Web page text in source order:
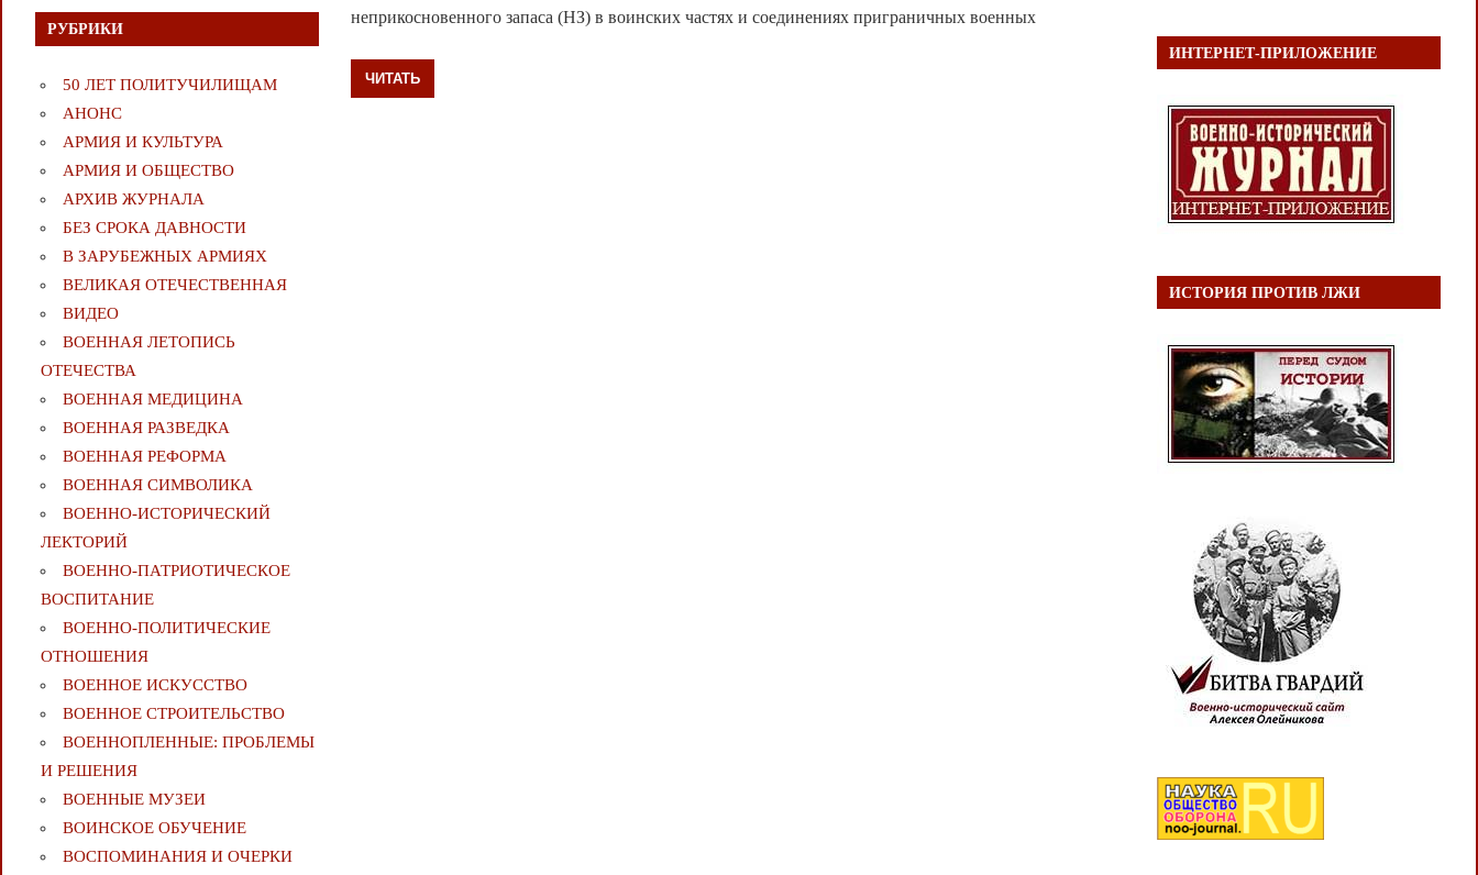
неприкосновенного запаса (НЗ) в воинских частях и соединениях приграничных военных
ЧИТАТЬ
РУБРИКИ
50 ЛЕТ ПОЛИТУЧИЛИЩАМ
АНОНС
АРМИЯ И КУЛЬТУРА
АРМИЯ И ОБЩЕСТВО
АРХИВ ЖУРНАЛА
БЕЗ СРОКА ДАВНОСТИ
В ЗАРУБЕЖНЫХ АРМИЯХ
ВЕЛИКАЯ ОТЕЧЕСТВЕННАЯ
ВИДЕО
ВОЕННАЯ ЛЕТОПИСЬ
ОТЕЧЕСТВА
ВОЕННАЯ МЕДИЦИНА
ВОЕННАЯ РАЗВЕДКА
ВОЕННАЯ РЕФОРМА
ВОЕННАЯ СИМВОЛИКА
ВОЕННО-ИСТОРИЧЕСКИЙ
ЛЕКТОРИЙ
ВОЕННО-ПАТРИОТИЧЕСКОЕ
ВОСПИТАНИЕ
ВОЕННО-ПОЛИТИЧЕСКИE
ОТНОШЕНИЯ
ВОЕННОЕ ИСКУССТВО
ВОЕННОЕ СТРОИТЕЛЬСТВО
ВОЕННОПЛЕННЫЕ: ПРОБЛЕМЫ
И РЕШЕНИЯ
ВОЕННЫЕ МУЗЕИ
ВОИНСКОЕ ОБУЧЕНИЕ
ВОСПОМИНАНИЯ И ОЧЕРКИ
ИНТЕРНЕТ-ПРИЛОЖЕНИЕ
ИСТОРИЯ ПРОТИВ ЛЖИ